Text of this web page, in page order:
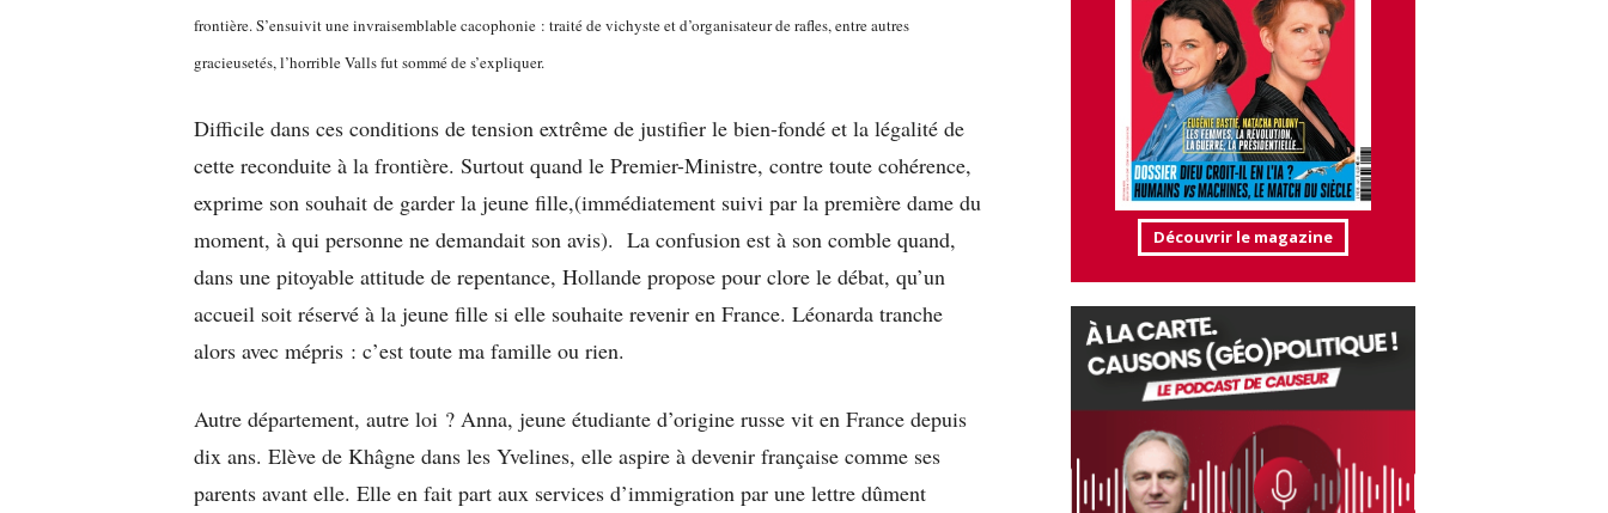
frontière. S’ensuivit une invraisemblable cacophonie : traité de vichyste et d’organisateur de rafles, entre autres
gracieusetés, l’horrible Valls fut sommé de s’expliquer.
Difficile dans ces conditions de tension extrême de justifier le bien-fondé et la légalité de
cette reconduite à la frontière. Surtout quand le Premier-Ministre, contre toute cohérence,
exprime son souhait de garder la jeune fille,(immédiatement suivi par la première dame du
moment, à qui personne ne demandait son avis). La confusion est à son comble quand,
dans une pitoyable attitude de repentance, Hollande propose pour clore le débat, qu’un
accueil soit réservé à la jeune fille si elle souhaite revenir en France. Léonarda tranche
alors avec mépris : c’est toute ma famille ou rien.
Autre département, autre loi ? Anna, jeune étudiante d’origine russe vit en France depuis
dix ans. Elève de Khâgne dans les Yvelines, elle aspire à devenir française comme ses
parents avant elle. Elle en fait part aux services d’immigration par une lettre dûment
Découvrir le magazine